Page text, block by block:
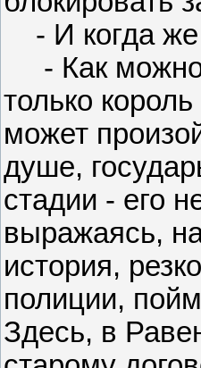
- И когда же
- Как можно
только
может
душе,
стадии - его
выражаясь,
история,
полиции,
Здесь, в